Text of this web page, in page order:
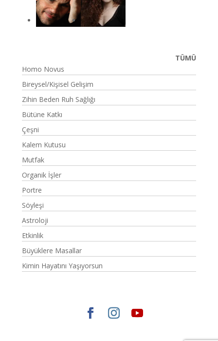
TÜMÜ
Homo Novus
Bireysel/Kişisel Gelişim
Zihin Beden Ruh Sağlığı
Bütüne Katkı
Çeşni
Kalem Kutusu
Mutfak
Organik İşler
Portre
Söyleşi
Astroloji
Etkinlik
Büyüklere Masallar
Kimin Hayatını Yaşıyorsun